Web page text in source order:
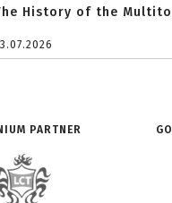
History of the
PARTNER